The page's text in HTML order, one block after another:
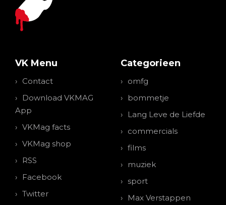
VK Menu
Contact
Download VKMAG
App
VKMag facts
VKMag shop
RSS
Facebook
Twitter
Categorieen
omfg
bommetje
Lang Leve de Liefde
commercials
films
muziek
sport
Max Verstappen